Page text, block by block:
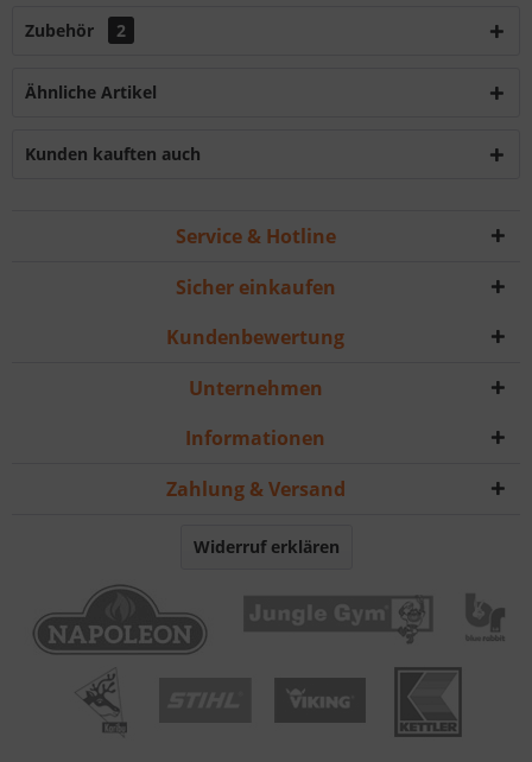
Zubehör 2
Ähnliche Artikel
Kunden kauften auch
Service & Hotline
Sicher einkaufen
Kundenbewertung
Unternehmen
Informationen
Zahlung & Versand
Widerruf erklären